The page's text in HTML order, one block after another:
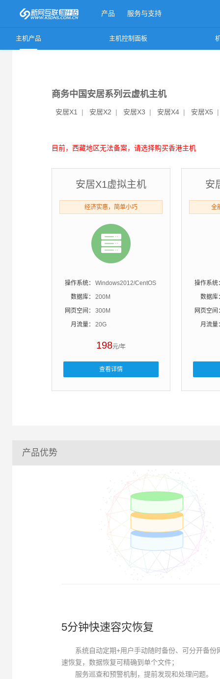
产品 服务与支持
更多产品
主机产品 主机控制面板
商务中国安居系列云虚机主机
安居X1 | 安居X2 | 安居X3 | 安居X4 | 安居X5
目前，西藏地区无法备案，请选择购买香港主机
安居X1虚拟主机
经济实惠，简单小巧
操作系统：
Windows2012/CentOS
数据库：
200M
网页空间：
300M
月流量：
20G
198元/年
查看详情
安
全
操作系统
数据库
网页空间
月流量
产品优势
5分钟快速容灾恢复
系统自动定期+用户手动随时备份、可分开备
速恢复，数据恢复可精确到单个文件；
服务巡查和预警机制，提前发现和处理问题。